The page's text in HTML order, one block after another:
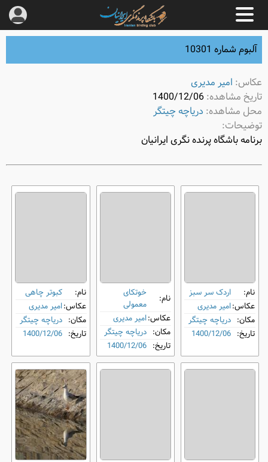
آلبوم شماره 10301
عکاس: امیر مدیری
تاریخ مشاهده:1400/12/06
محل مشاهده: دریاچه چیتگر
توضیحات:
برنامه باشگاه پرنده نگری ایرانیان
نام:
اردک سر سبز
عکاس:امیر مدیری
مکان: دریاچه چیتگر
تاریخ: 1400/12/06
نام:
خوتکای
معمولی
عکاس:امیر مدیری
مکان: دریاچه چیتگر
تاریخ: 1400/12/06
نام:
کبوتر چاهی
عکاس:امیر مدیری
مکان: دریاچه چیتگر
تاریخ: 1400/12/06